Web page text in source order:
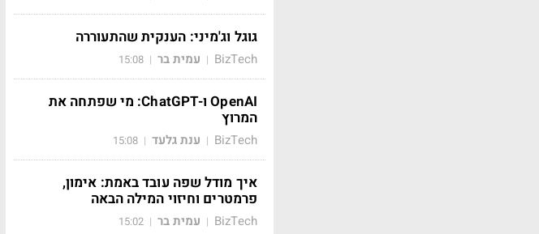
גוגל וג'מיני: הענקית שהתעוררה
BizTech
| עמית בר |
15:08
OpenAI ו-ChatGPT: מי שפתחה את
המרוץ
BizTech
| ענת גלעד |
15:08
איך מודל שפה עובד באמת: אימון,
פרמטרים וחיזוי המילה הבאה
BizTech
| עמית בר |
15:02